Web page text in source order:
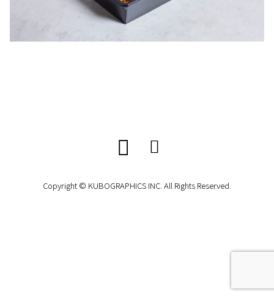
Copyright © KUBOGRAPHICS INC. All Rights Reserved.